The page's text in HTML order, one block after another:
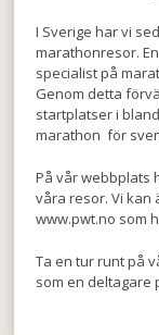
I Sverige har vi
marathonresor.
specialist på
Genom detta
startplatser i
marathon för
På vår webbplats
våra resor. Vi kan
www.pwt.no som
Ta en tur runt på
som en deltagare